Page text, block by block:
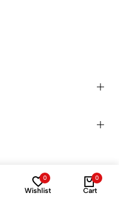
0
Wishlist
0
Cart